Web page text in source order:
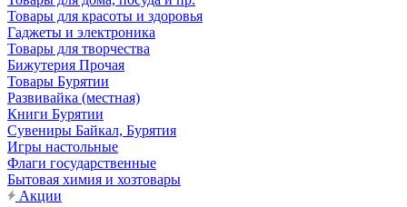
Товары для красоты и здоровья
Гаджеты и электроника
Товары для творчества
Бижутерия Прочая
Товары Бурятии
Развивайка (местная)
Книги Бурятии
Сувениры Байкал, Бурятия
Игры настольные
Флаги государственные
Бытовая химия и хозтовары
Акции